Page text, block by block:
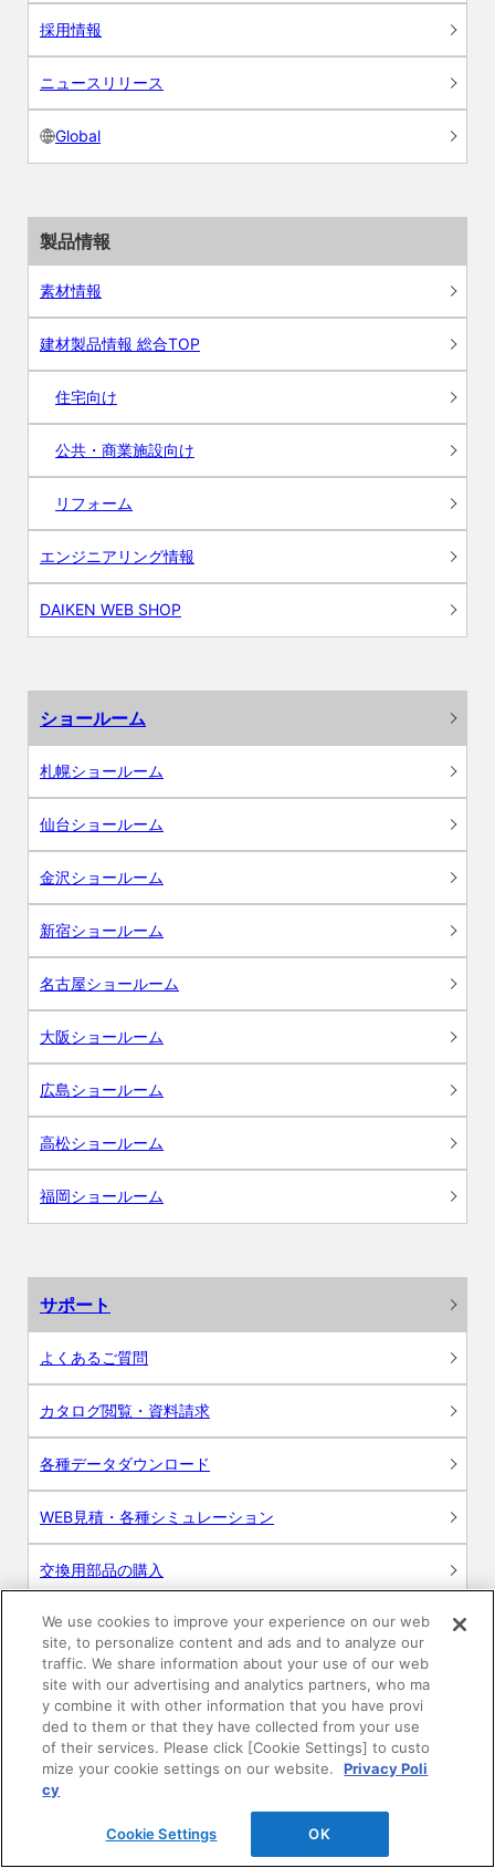
採用情報
ニュースリリース
Global
製品情報
素材情報
建材製品情報 総合TOP
住宅向け
公共・商業施設向け
リフォーム
エンジニアリング情報
DAIKEN WEB SHOP
ショールーム
札幌ショールーム
仙台ショールーム
金沢ショールーム
新宿ショールーム
名古屋ショールーム
大阪ショールーム
広島ショールーム
高松ショールーム
福岡ショールーム
サポート
よくあるご質問
カタログ閲覧・資料請求
各種データダウンロード
WEB見積・各種シミュレーション
交換用部品の購入
修理・点検
お問い合わせ
ログイン
建築・設計関係者様向けサイト
ユーザー登録サービス
We use cookies to improve your experience on our web
site, to personalize content and ads and to analyze our
traffic. We share information about your use of our web
site with our advertising and analytics partners, who ma
y combine it with other information that you have provi
ded to them or that they have collected from your use
of their services. Please click [Cookie Settings] to custo
mize your cookie settings on our website.
Privacy Poli
cy
Cookie Settings OK